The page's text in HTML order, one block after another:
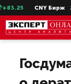
CNY Бирж